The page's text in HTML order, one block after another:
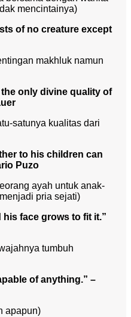
mencintainya)
of no creature except
makhluk namun
only divine quality of
satunya kualitas dari
to his children can
Puzo
ayah untuk anak-
pria sejati)
his face grows to fit it.”
tumbuh
of anything.” –
apapun)